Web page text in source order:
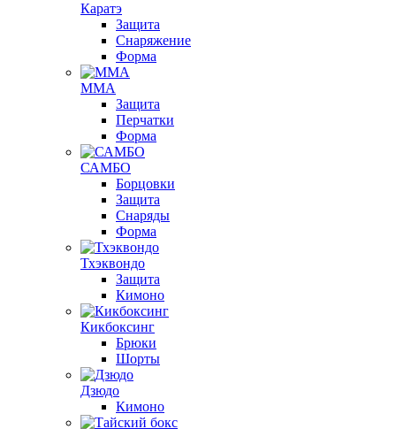
Каратэ
Защита
Снаряжение
Форма
ММА
Защита
Перчатки
Форма
САМБО
Борцовки
Защита
Снаряды
Форма
Тхэквондо
Защита
Кимоно
Кикбоксинг
Брюки
Шорты
Дзюдо
Кимоно